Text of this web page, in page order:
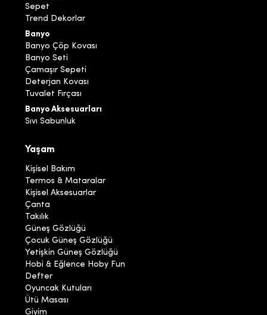
Sepet
Trend Dekorlar
Banyo
Banyo Çöp Kovası
Banyo Seti
Çamaşır Sepeti
Deterjan Kovası
Tuvalet Fırçası
Banyo Aksesuarları
Sıvı Sabunluk
Yaşam
Kişisel Bakım
Termos & Mataralar
Kişisel Aksesuarlar
Çanta
Takılık
Güneş Gözlüğü
Çocuk Güneş Gözlüğü
Yetişkin Güneş Gözlüğü
Hobi & Eğlence Hoby Fun
Defter
Oyuncak Kutuları
Ütü Masası
Giyim